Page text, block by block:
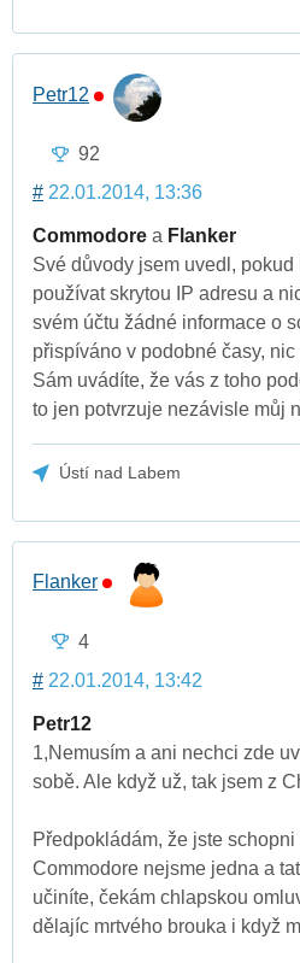
Petr12
92
# 22.01.2014, 13:36
Commodore a Flanker
Své důvody jsem uvedl,
používat skrytou IP adresu a
svém účtu žádné informace o
přispíváno v podobné časy,
Sám uvádíte, že vás z toho
to jen potvrzuje nezávisle můj
Ústí nad Labem
Flanker
4
# 22.01.2014, 13:42
Petr12
1,Nemusím a ani nechci zde
sobě. Ale když už, tak jsem z
Předpokládám, že jste
Commodore nejsme jedna a
učiníte, čekám chlapskou
dělajíc mrtvého brouka i když